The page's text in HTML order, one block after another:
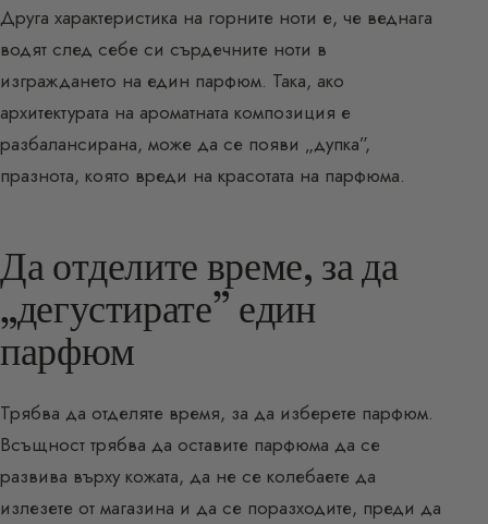
Друга характеристика на горните ноти е, че веднага
водят след себе си сърдечните ноти в
изграждането на един парфюм. Така, ако
архитектурата на ароматната композиция е
разбалансирана, може да се появи „дупка”,
празнота, която вреди на красотата на парфюма.
Да отделите време, за да
„дегустирате” един
парфюм
Трябва да отделяте время, за да изберете парфюм.
Всъщност трябва да оставите парфюма да се
развива върху кожата, да не се колебаете да
излезете от магазина и да се поразходите, преди да